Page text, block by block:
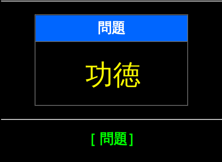
問題
功徳
［ 問題］